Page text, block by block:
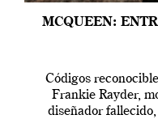
MCQUEEN:
Códigos
Frankie Rayder,
diseñador